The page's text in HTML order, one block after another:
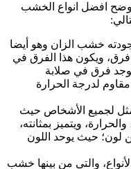
افضل انواع الخشب
خشب الزان وهو أيضا
ويكون هذا الفرق في
فرق في صلابة
لدرجة الحرارة
لجميع الأشخاص حيث
ويتميز بمثانته،
لون؛ حيث يوحد اللون
والتي من بينها خشب